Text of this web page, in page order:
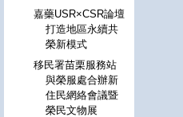
嘉藥USR×CSR論壇
打造地區永續共
榮新模式
移民署苗栗服務站
與榮服處合辦新
住民網絡會議暨
榮民文物展